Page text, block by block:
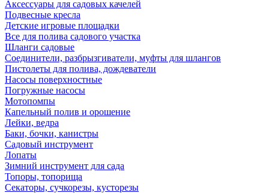
Аксессуары для садовых качелей
Подвесные кресла
Детские игровые площадки
Все для полива садового участка
Шланги садовые
Соединители, разбрызгиватели, муфты для шлангов
Пистолеты для полива, дождеватели
Насосы поверхностные
Погружные насосы
Мотопомпы
Капельный полив и орошение
Лейки, ведра
Баки, бочки, канистры
Садовый инструмент
Лопаты
Зимний инструмент для сада
Топоры, топорища
Секаторы, сучкорезы, кусторезы